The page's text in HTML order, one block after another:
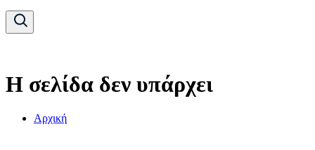
Η σελίδα δεν υπάρχει
Αρχική